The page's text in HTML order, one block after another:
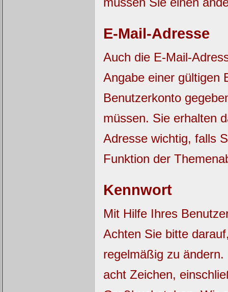
E-Mail-Adresse
Auch die E-Mail-
Angabe einer gültigen
Benutzerkonto
müssen. Sie erhalten
Adresse wichtig, falls
Funktion der
Kennwort
Mit Hilfe Ihres
Achten Sie bitte
regelmäßig zu
acht Zeichen,